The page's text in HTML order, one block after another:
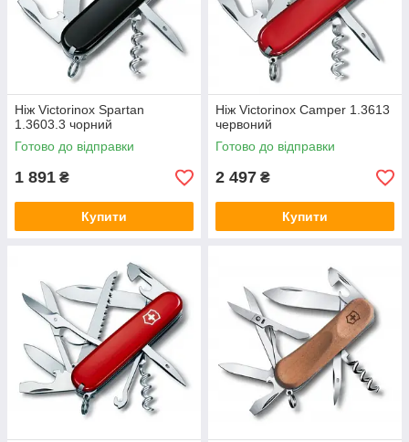
Ніж Victorinox Spartan
1.3603.3 чорний
Готово до відправки
1 891 ₴
Купити
Ніж Victorinox Camper 1.3613
червоний
Готово до відправки
2 497 ₴
Купити